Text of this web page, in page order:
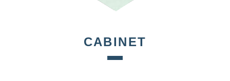
CABINET